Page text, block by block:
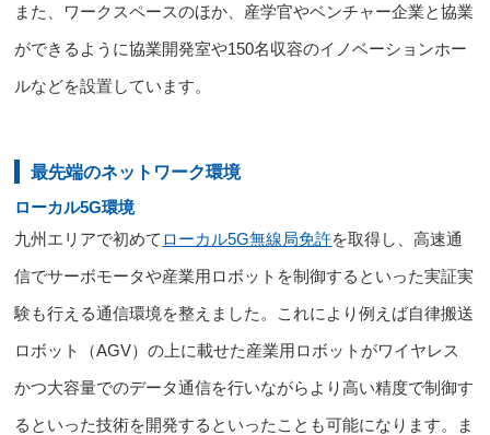
また、ワークスペースのほか、産学官やベンチャー企業と協業
ができるように協業開発室や150名収容のイノベーションホー
ルなどを設置しています。
最先端のネットワーク環境
ローカル5G環境
九州エリアで初めて ローカル5G無線局免許を取得し、高速通
信でサーボモータや産業用ロボットを制御するといった実証実
験も行える通信環境を整えました。これにより例えば自律搬送
ロボット（AGV）の上に載せた産業用ロボットがワイヤレス
かつ大容量でのデータ通信を行いながらより高い精度で制御す
るといった技術を開発するといったことも可能になります。ま